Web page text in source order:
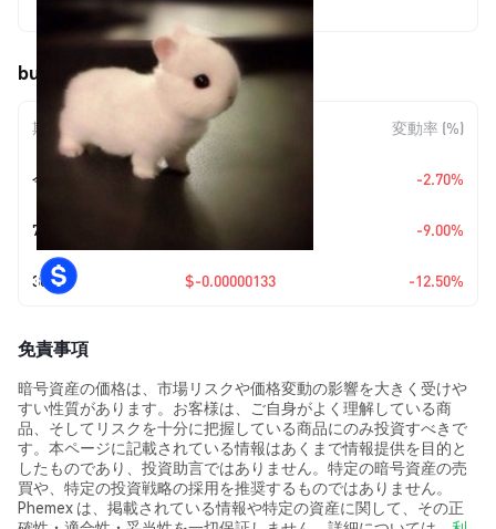
$0.00000932
bunicoin (BUNI) の価格変動
期間 金額変動 変動率 (%)
今日 $-0.00000026 -2.70%
7日 $-0.00000092 -9.00%
30日 $-0.00000133 -12.50%
免責事項
暗号資産の価格は、市場リスクや価格変動の影響を大きく受けや
すい性質があります。お客様は、ご自身がよく理解している商
品、そしてリスクを十分に把握している商品にのみ投資すべきで
す。本ページに記載されている情報はあくまで情報提供を目的と
したものであり、投資助言ではありません。特定の暗号資産の売
買や、特定の投資戦略の採用を推奨するものではありません。
Phemex は、掲載されている情報や特定の資産に関して、その正